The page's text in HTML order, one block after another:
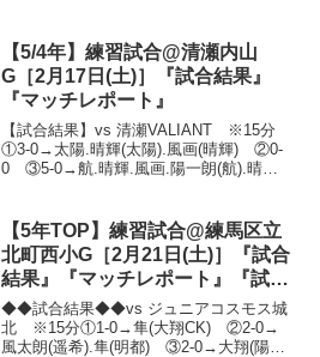
風太朗(...
【5/4年】練習試合@清瀬内山
G［2月17日(土)］『試合結果』
『マッチレポート』
【試合結果】vs 清瀬VALIANT ※15分
①3-0→太陽.晴輝(太陽).風画(晴輝) ②0-
0 ③5-0→航.晴輝.風画.陽一朗(航).晴輝
【5年TOP】練習試合@練馬区立
北町西小G［2月21日(土)］『試合
結果』『マッチレポート』『試合
動画』
◆◆試合結果◆◆vs ジュニアコスモス城
北 ※15分①1-0→隼(大翔CK) ②2-0→
風太朗(遥希).隼(明都) ③2-0→大翔(陽